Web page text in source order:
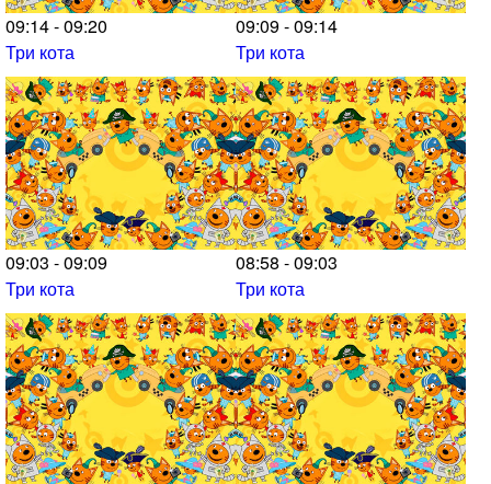
09:14 - 09:20
Три кота
09:09 - 09:14
Три кота
09:03 - 09:09
Три кота
08:58 - 09:03
Три кота